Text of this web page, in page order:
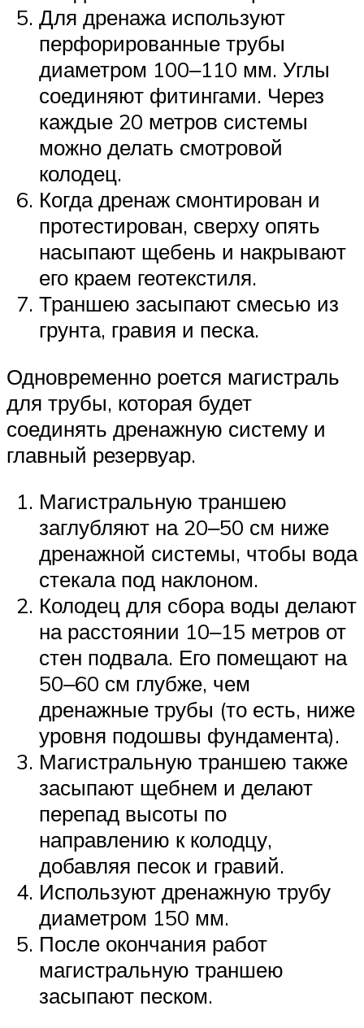
Для дренажа используют
перфорированные трубы
диаметром 100‒110 мм. Углы
соединяют фитингами. Через
каждые 20 метров системы
можно делать смотровой
колодец.
Когда дренаж смонтирован и
протестирован, сверху опять
насыпают щебень и накрывают
его краем геотекстиля.
Траншею засыпают смесью из
грунта, гравия и песка.
Одновременно роется магистраль
для трубы, которая будет
соединять дренажную систему и
главный резервуар.
Магистральную траншею
заглубляют на 20‒50 см ниже
дренажной системы, чтобы вода
стекала под наклоном.
Колодец для сбора воды делают
на расстоянии 10‒15 метров от
стен подвала. Его помещают на
50‒60 см глубже, чем
дренажные трубы (то есть, ниже
уровня подошвы фундамента).
Магистральную траншею также
засыпают щебнем и делают
перепад высоты по
направлению к колодцу,
добавляя песок и гравий.
Используют дренажную трубу
диаметром 150 мм.
После окончания работ
магистральную траншею
засыпают песком.